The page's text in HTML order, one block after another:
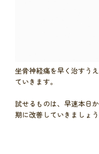
坐骨神経痛を早く治すう
ていきます。
試せるものは、早速本日
期に改善していきましょう